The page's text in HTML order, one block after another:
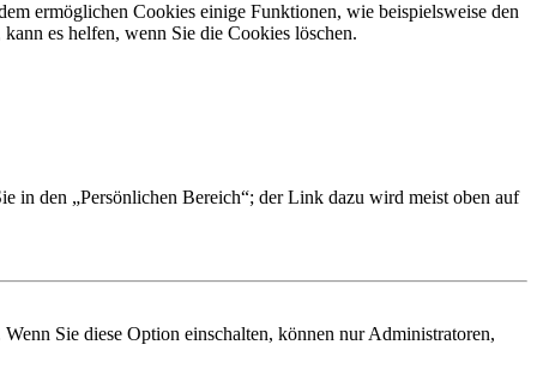
ermöglichen Cookies einige Funktionen, wie beispielsweise den
es helfen, wenn Sie die Cookies löschen.
in den „Persönlichen Bereich“; der Link dazu wird meist oben auf
Sie diese Option einschalten, können nur Administratoren,